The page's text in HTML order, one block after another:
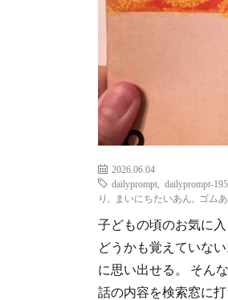
2026.06.04
dailyprompt
dailyprompt-
り
まいにちたいあん ゴム
子どもの頃のお気に
どうかも覚えていな
に思い出せる。 そん
話の内容を検索窓に